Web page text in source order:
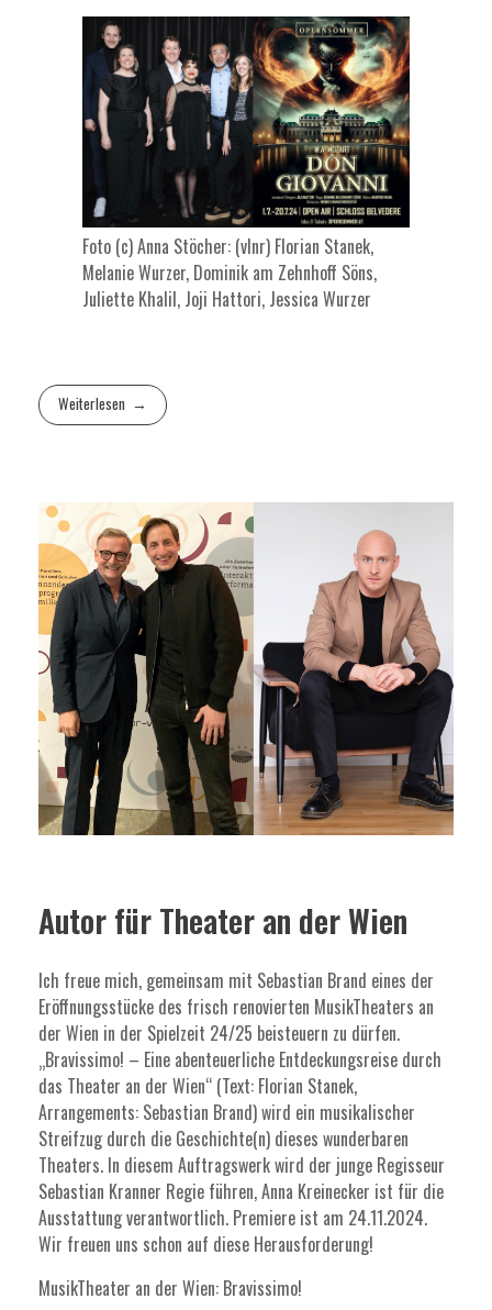
Foto (c) Anna Stöcher: (vlnr) Florian Stanek,
Melanie Wurzer, Dominik am Zehnhoff Söns,
Juliette Khalil, Joji Hattori, Jessica Wurzer
Weiterlesen
Autor für Theater an der Wien
Ich freue mich, gemeinsam mit Sebastian Brand eines der
Eröffnungsstücke des frisch renovierten MusikTheaters an
der Wien in der Spielzeit 24/25 beisteuern zu dürfen.
„Bravissimo! – Eine abenteuerliche Entdeckungsreise durch
das Theater an der Wien“ (Text: Florian Stanek,
Arrangements: Sebastian Brand) wird ein musikalischer
Streifzug durch die Geschichte(n) dieses wunderbaren
Theaters. In diesem Auftragswerk wird der junge Regisseur
Sebastian Kranner Regie führen, Anna Kreinecker ist für die
Ausstattung verantwortlich. Premiere ist am 24.11.2024.
Wir freuen uns schon auf diese Herausforderung!
MusikTheater an der Wien: Bravissimo!